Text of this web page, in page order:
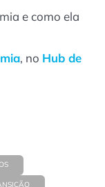
e como ela
, no Hub de